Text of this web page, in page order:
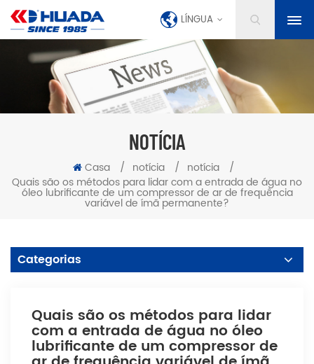
LÍNGUA
NOTÍCIA
Casa / notícia / notícia
/
Quais são os métodos para lidar com a entrada de água no
óleo lubrificante de um compressor de ar de frequência
variável de ímã permanente?
Categorias
Quais são os métodos para lidar
com a entrada de água no óleo
lubrificante de um compressor de